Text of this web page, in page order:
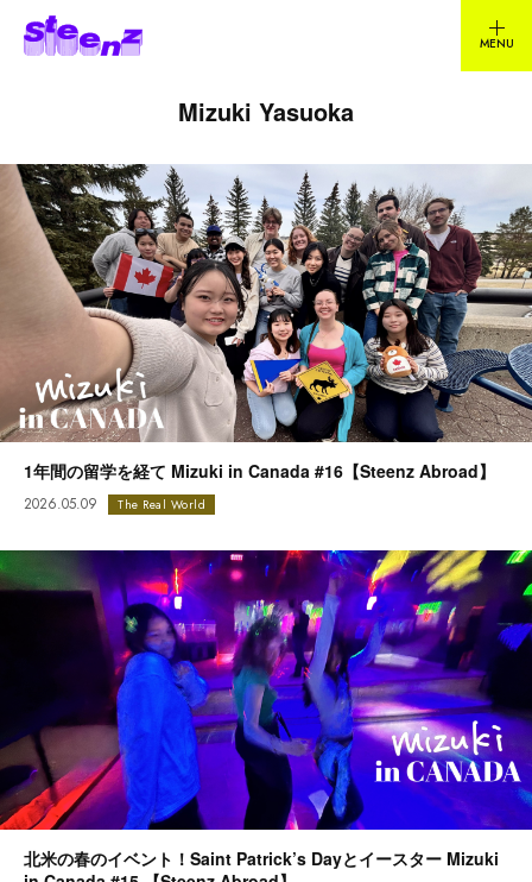
Mizuki Yasuoka
1年間の留学を経て Mizuki in Canada #16【Steenz Abroad】
2026.05.09 The Real World
北米の春のイベント！Saint Patrick’s Dayとイースター Mizuki